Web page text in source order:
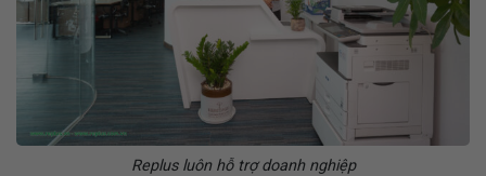
Replus luôn hỗ trợ doanh nghiệp